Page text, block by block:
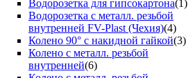
Водорозетка для гипсокартона(1)
Водорозетка с металл. резьбой
внутренней FV-Plast (Чехия)(4)
Колено 90° с накидной гайкой(3)
Колено с металл. резьбой
внутренней(6)